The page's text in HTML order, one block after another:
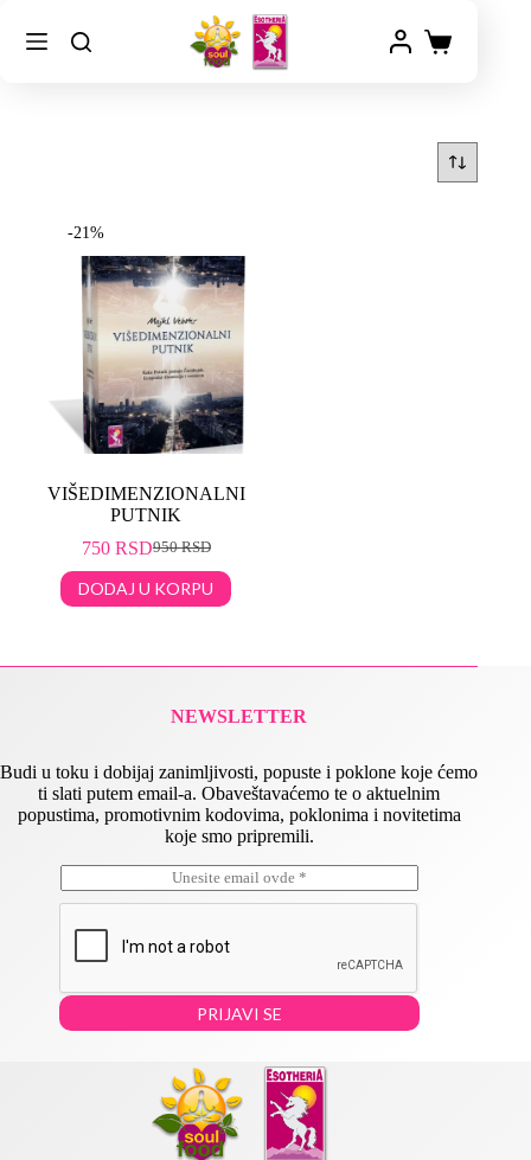
-21%
VIŠEDIMENZIONALNI
PUTNIK
950RSD
750 RSD
DODAJ U KORPU
NEWSLETTER
Budi u toku i dobijaj zanimljivosti, popuste i poklone koje ćemo
ti slati putem email-a. Obaveštavaćemo te o aktuelnim
popustima, promotivnim kodovima, poklonima i novitetima
koje smo pripremili.
*
l
m
PRIJAVI SE